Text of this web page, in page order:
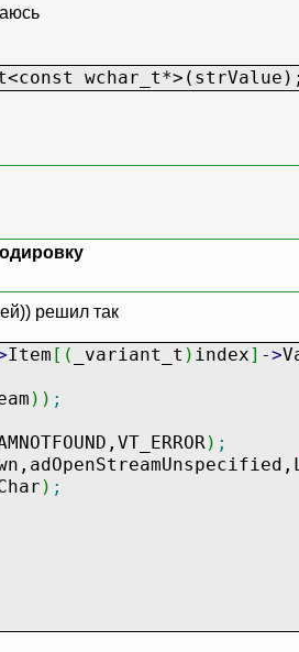
wchar_t*>(strValue);
решил так
Item [ ( _variant_t ) index] ->
) ) ;
) ;
) ;